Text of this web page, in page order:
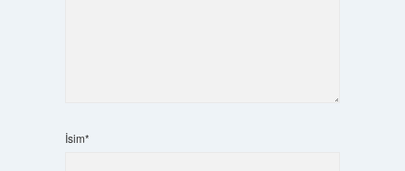
İsim*